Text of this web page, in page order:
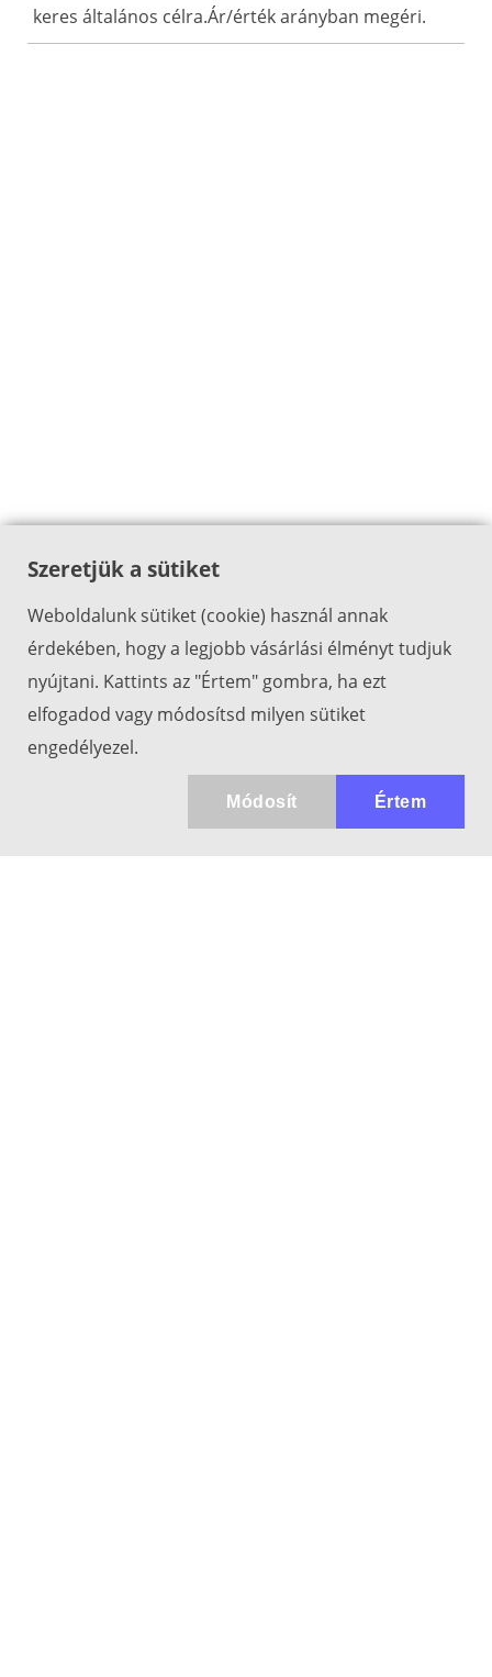
keres általános célra.Ár/érték arányban megéri.
Szeretjük a sütiket
Weboldalunk sütiket (cookie) használ annak
érdekében, hogy a legjobb vásárlási élményt tudjuk
nyújtani. Kattints az "Értem" gombra, ha ezt
elfogadod vagy módosítsd milyen sütiket
engedélyezel.
Értem
Módosít